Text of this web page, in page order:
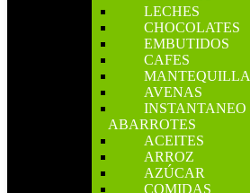
LECHES
CHOCOLATES
EMBUTIDOS
CAFES
MANTEQUILLA
AVENAS
INSTANTANEO
ABARROTES
ACEITES
ARROZ
AZÚCAR
COMIDAS